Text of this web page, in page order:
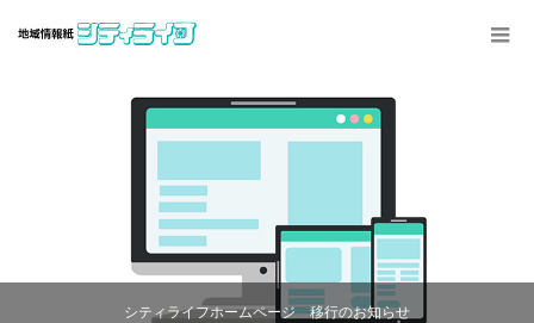
シティライフホームページ 移行のお知らせ